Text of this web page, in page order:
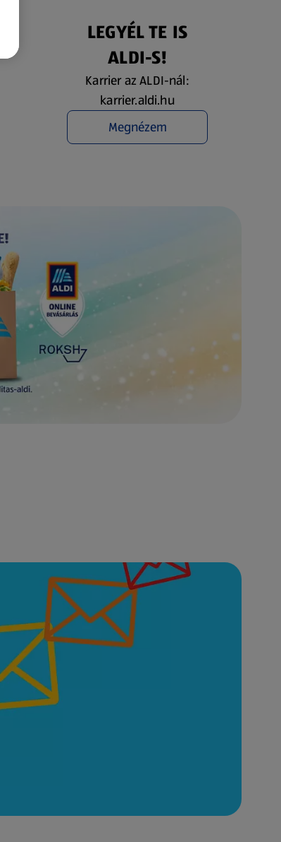
LEGYÉL TE IS
ALDI-S!
Karrier az ALDI-nál:
karrier.aldi.hu
Megnézem